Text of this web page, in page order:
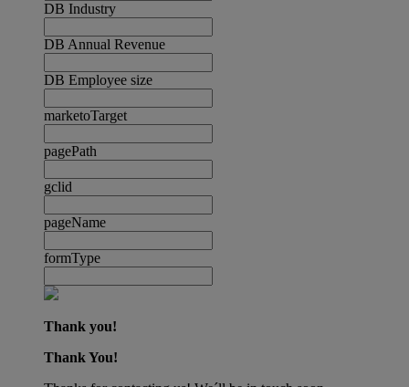
DB Industry
DB Annual Revenue
DB Employee size
marketoTarget
pagePath
gclid
pageName
formType
Thank you!
Thank You!